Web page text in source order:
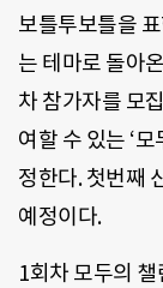
보틀투보틀을
는 테마로 돌아
차 참가자를 모
여할 수 있는 ‘
정한다. 첫번째
예정이다.
1회차 모두의